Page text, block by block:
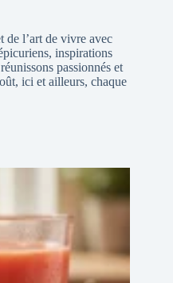
de l’art de vivre avec
inspirations
passionnés et
ici et ailleurs, chaque